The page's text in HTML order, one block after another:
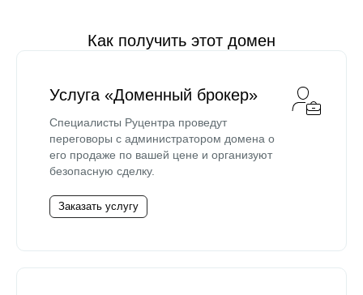
Как получить этот домен
Услуга «Доменный брокер»
Специалисты Руцентра проведут
переговоры с администратором домена о
его продаже по вашей цене и организуют
безопасную сделку.
Заказать услугу